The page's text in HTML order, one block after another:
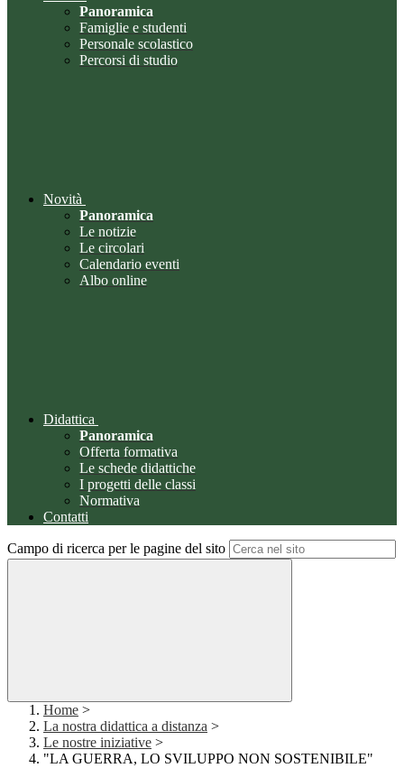
Panoramica
Famiglie e studenti
Personale scolastico
Percorsi di studio
Novità
Panoramica
Le notizie
Le circolari
Calendario eventi
Albo online
Didattica
Panoramica
Offerta formativa
Le schede didattiche
I progetti delle classi
Normativa
Contatti
Campo di ricerca per le pagine del sito
Home >
La nostra didattica a distanza >
Le nostre iniziative >
"LA GUERRA, LO SVILUPPO NON SOSTENIBILE"